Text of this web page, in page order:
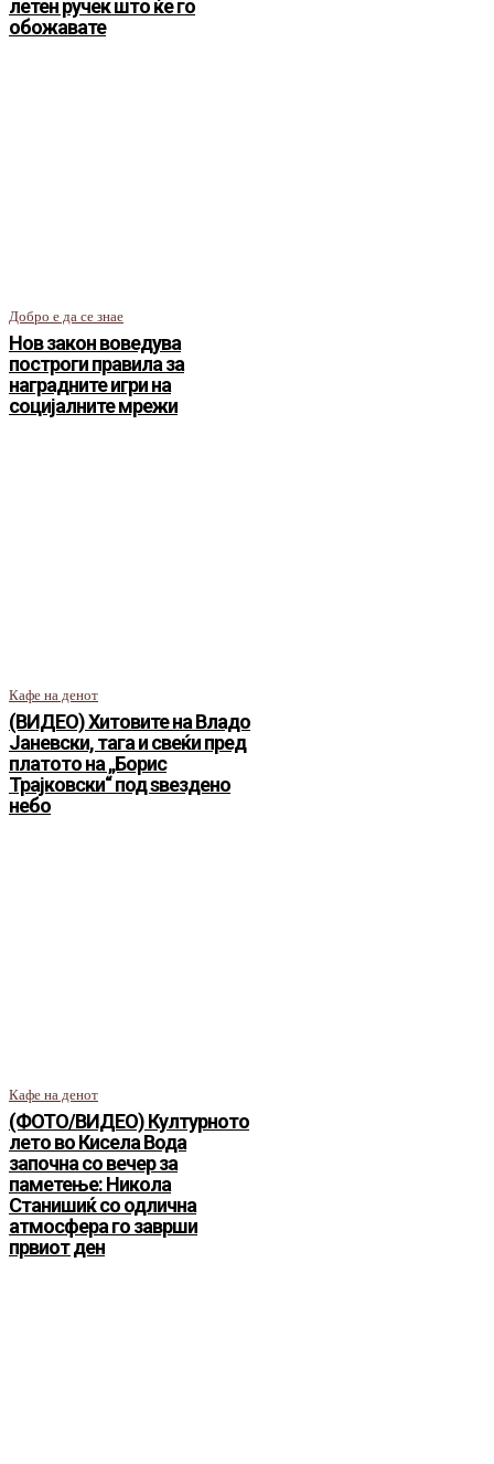
летен ручек што ќе го
обожавате
Добро е да се знае
Нов закон воведува
построги правила за
наградните игри на
социјалните мрежи
Кафе на денот
(ВИДЕО) Хитовите на Владо
Јаневски, тага и свеќи пред
платото на „Борис
Трајковски“ под ѕвездено
небо
Кафе на денот
(ФОТО/ВИДЕО) Културното
лето во Кисела Вода
започна со вечер за
паметење: Никола
Станишиќ со одлична
атмосфера го заврши
првиот ден